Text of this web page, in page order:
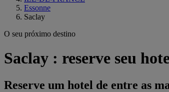
Essonne
Saclay
O seu próximo destino
Saclay : reserve seu
Reserve um hotel de entre as